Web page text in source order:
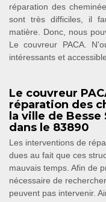
réparation des
sont très difficiles, il
matière. Donc, nous
Le couvreur PACA.
intéressants et
Le couvreur
réparation des
la ville de Besse
dans le 83890
Les interventions de
dues au fait que ces
mauvais temps. Afin de
nécessaire de
peuvent pas intervenir.